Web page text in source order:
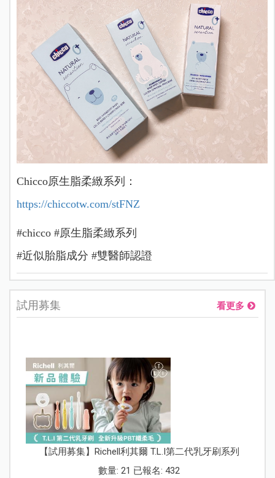
Chicco原生脂柔緻系列：
https://chiccotw.com/stFNZ
#chicco #原生脂柔緻系列
#近似胎脂成分 #雙醫師認證
試用募集 看更多
【試用募集】Richell利其爾 T.L.I第二代乳牙刷系列
數量: 21 已報名: 432